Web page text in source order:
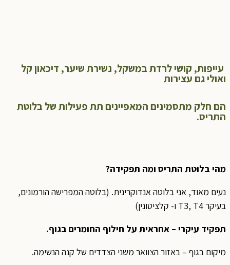
עייפות, קושי לרדת במשקל, נשירת שיער, דיכאון קל
ואולי גם עצירות
הם חלק מתסמינים המאפיינים תת פעילות של בלוטת
התריס.
מהי בלוטת התריס ומה תפקידה?
נעים מאוד, אני בלוטה אנדוקרינית. (בלוטה המפרישה הורמונים,
בעיקר T3, T4 ו- קלציטונין)
תפקיד עיקרי – אחראית על חילוף החומרים בגוף.
מיקום בגוף – באזור הצוואר משני הצדדים של קנה הנשימה.